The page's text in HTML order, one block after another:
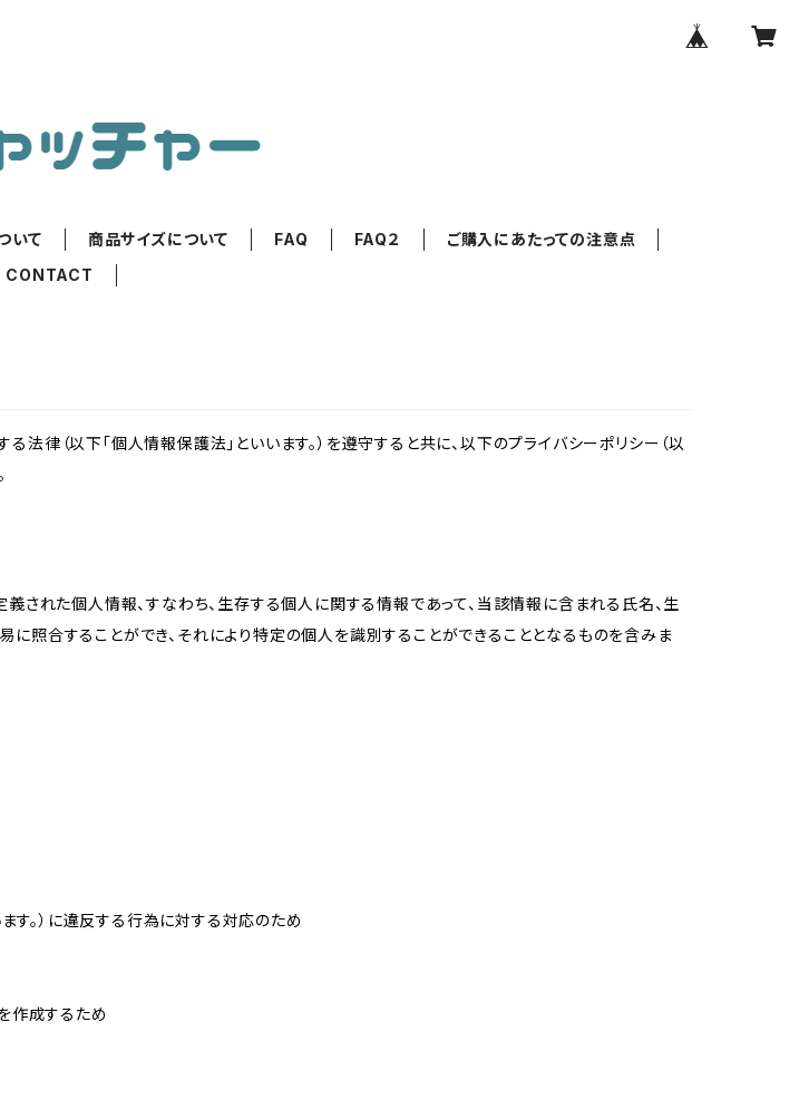
いて 商品サイズについて FAQ FAQ２
ご購入にあたっての注意点
CONTACT
律（以下「個人情報保護法」といいます。）を遵守すると共に、以下のプライバシーポリシー（以
された個人情報、すなわち、生存する個人に関する情報であって、当該情報に含まれる氏名、生
照合することができ、それにより特定の個人を識別することができることとなるものを含みま
ます。）に違反する行為に対する対応のため
作成するため